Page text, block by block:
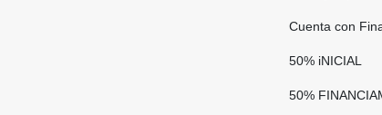
Cuenta con
50% iNICIAL
50%